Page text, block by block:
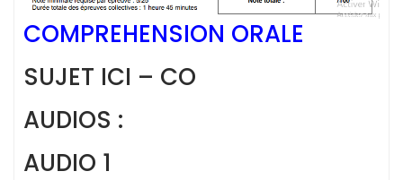
COMPREHENSION ORALE
SUJET ICI – CO
AUDIOS :
AUDIO 1